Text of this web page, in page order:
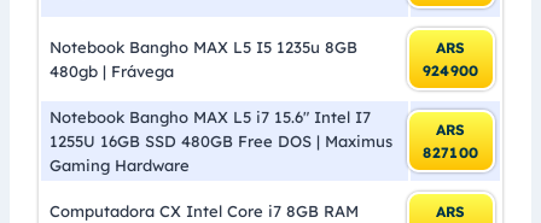
Notebook Bangho MAX L5 I5 1235u 8GB
480gb | Frávega
ARS
924900
Notebook Bangho MAX L5 i7 15.6″ Intel I7
1255U 16GB SSD 480GB Free DOS | Maximus
Gaming Hardware
ARS
827100
Computadora CX Intel Core i7 8GB RAM
ARS